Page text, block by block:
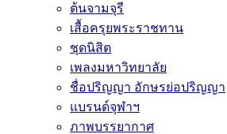
ต้นจามจุรี
เสื้อครุยพระราชทาน
ชุดนิสิต
เพลงมหาวิทยาลัย
ชื่อปริญญา อักษรย่อปริญญา
แบรนด์จุฬาฯ
ภาพบรรยากาศ